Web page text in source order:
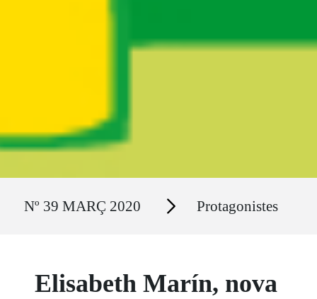
Nº 39 MARÇ 2020 Secciones Protagonistes
Elisabeth Marín, nova